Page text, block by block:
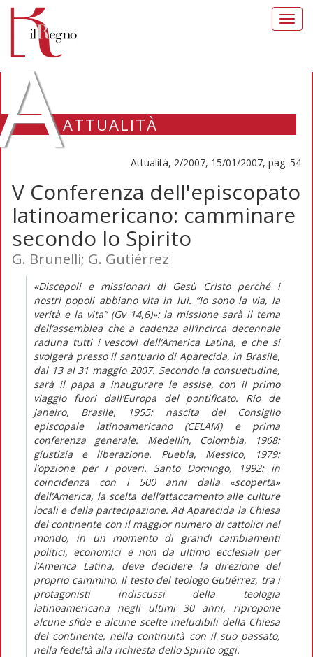
ATTUALITÀ
Attualità, 2/2007, 15/01/2007, pag. 54
V Conferenza dell'episcopato
latinoamericano: camminare
secondo lo Spirito
G. Brunelli; G. Gutiérrez
«Discepoli e missionari di Gesù Cristo perché i
nostri popoli abbiano vita in lui. “Io sono la via, la
verità e la vita” (Gv 14,6)»: la missione sarà il tema
dell’assemblea che a cadenza all’incirca decennale
raduna tutti i vescovi dell’America Latina, e che si
svolgerà presso il santuario di Aparecida, in Brasile,
dal 13 al 31 maggio 2007. Secondo la consuetudine,
sarà il papa a inaugurare le assise, con il primo
viaggio fuori dall’Europa del pontificato. Rio de
Janeiro, Brasile, 1955: nascita del Consiglio
episcopale latinoamericano (CELAM) e prima
conferenza generale. Medellín, Colombia, 1968:
giustizia e liberazione. Puebla, Messico, 1979:
l’opzione per i poveri. Santo Domingo, 1992: in
coincidenza con i 500 anni dalla «scoperta»
dell’America, la scelta dell’attaccamento alle culture
locali e della partecipazione. Ad Aparecida la Chiesa
del continente con il maggior numero di cattolici nel
mondo, in un momento di grandi cambiamenti
politici, economici e non da ultimo ecclesiali per
l’America Latina, deve decidere la direzione del
proprio cammino. Il testo del teologo Gutiérrez, tra i
protagonisti indiscussi della teologia
latinoamericana negli ultimi 30 anni, ripropone
alcune sfide e alcune scelte ineludibili della Chiesa
del continente, nella continuità con il suo passato,
nella fedeltà alla richiesta dello Spirito oggi.